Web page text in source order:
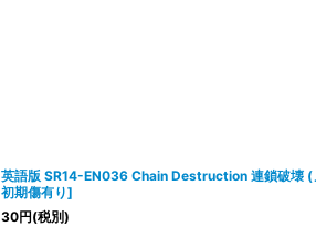
英語版 SR14-EN036 Chain Destruction 連鎖破壊
初期傷有り]
30円(税別)